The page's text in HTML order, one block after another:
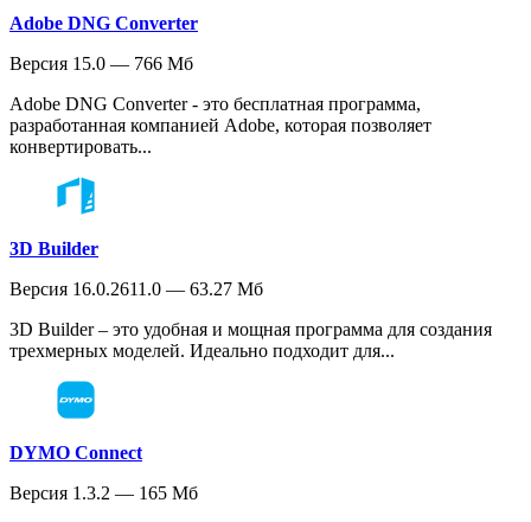
Adobe DNG Converter
Версия 15.0 — 766 Мб
Adobe DNG Converter - это бесплатная программа,
разработанная компанией Adobe, которая позволяет
конвертировать...
3D Builder
Версия 16.0.2611.0 — 63.27 Мб
3D Builder – это удобная и мощная программа для создания
трехмерных моделей. Идеально подходит для...
DYMO Connect
Версия 1.3.2 — 165 Мб